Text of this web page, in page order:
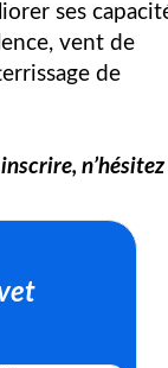
ses
vent de
de
n’hésitez